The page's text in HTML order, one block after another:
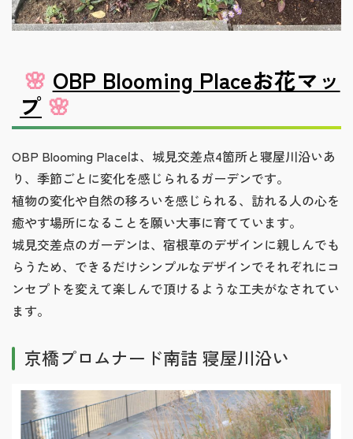
🌸 OBP Blooming Placeお花マッ
プ 🌸
OBP Blooming Placeは、城見交差点4箇所と寝屋川沿いあ
り、季節ごとに変化を感じられるガーデンです。
植物の変化や自然の移ろいを感じられる、訪れる人の心を
癒やす場所になることを願い大事に育てています。
城見交差点のガーデンは、宿根草のデザインに親しんでも
らうため、できるだけシンプルなデザインでそれぞれにコ
ンセプトを変えて楽しんで頂けるような工夫がなされてい
ます。
京橋プロムナード南詰 寝屋川沿い